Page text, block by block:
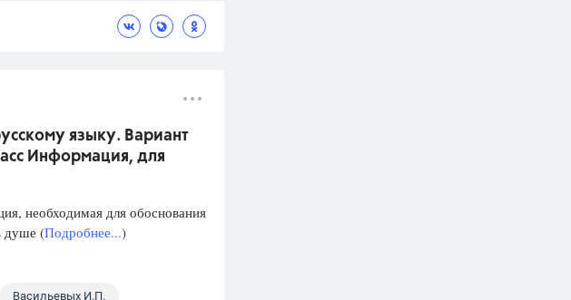
языку. Вариант
Информация, для
необходимая для обоснования
душе (Подробнее...)
Васильевых И.П.